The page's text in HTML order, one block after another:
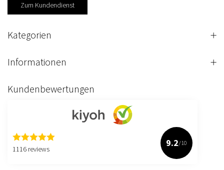
Zum Kundendienst
Kategorien
Informationen
Kundenbewertungen
1116 reviews
9.2/10